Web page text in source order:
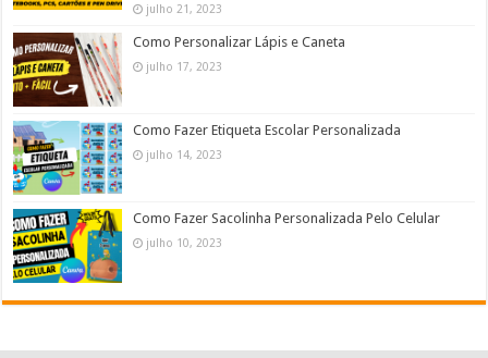
julho 21, 2023
Como Personalizar Lápis e Caneta
julho 17, 2023
Como Fazer Etiqueta Escolar Personalizada
julho 14, 2023
Como Fazer Sacolinha Personalizada Pelo Celular
julho 10, 2023